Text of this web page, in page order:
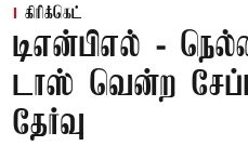
கிரிக்கெட்
டிஎன்பிஎல் -
டாஸ் வென்ற
தேர்வு